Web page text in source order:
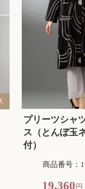
プリーツシャ
ス（とんぼ玉
付）
商品番号：
19,360円